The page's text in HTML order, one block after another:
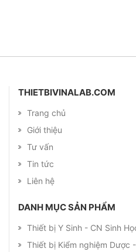
THIETBIVINALAB.COM
Trang chủ
Giới thiệu
Tư vấn
Tin tức
Liên hệ
DANH MỤC SẢN PHẨM
Thiết bị Y Sinh - CN Sinh
Thiết bị Kiểm nghiệm Dược